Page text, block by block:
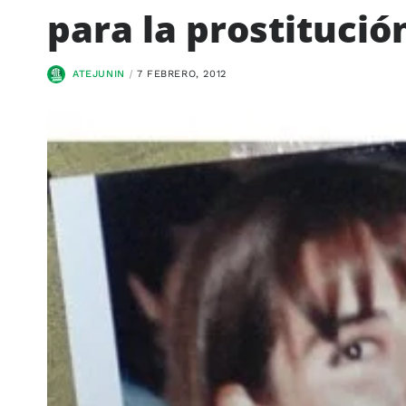
para la
ATEJUNIN 7 FEBRERO, 2012